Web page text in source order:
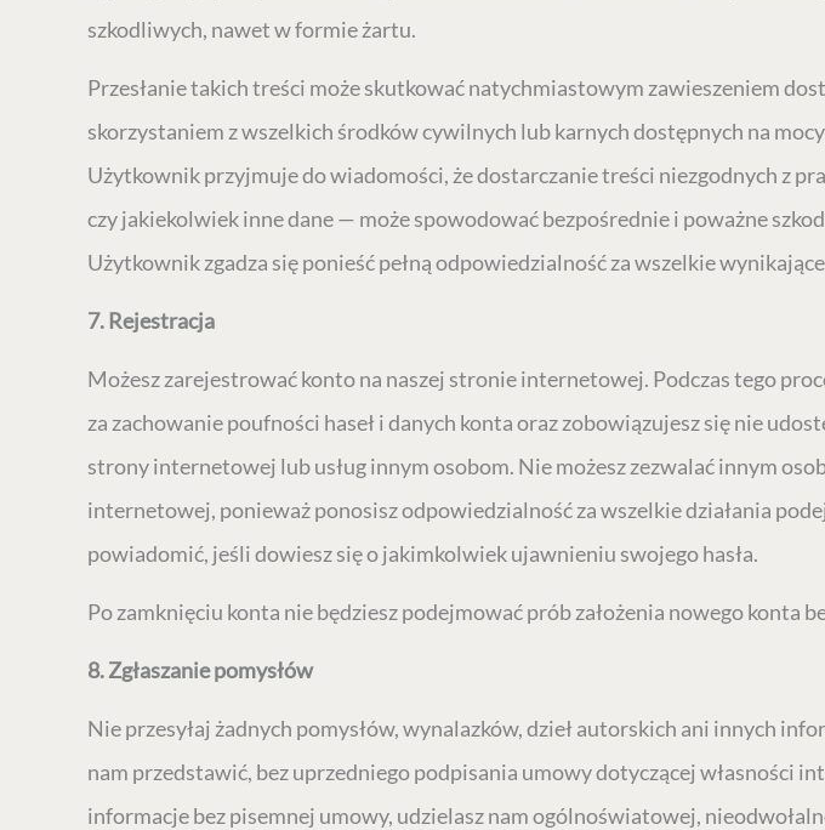
szkodliwych, nawet w formie żartu.
Przesłanie takich treści może skutkować natychmiastowym zawieszeniem
skorzystaniem z wszelkich środków cywilnych lub karnych dostępnych na
Użytkownik przyjmuje do wiadomości, że dostarczanie treści niezgodnych z
czy jakiekolwiek inne dane — może spowodować bezpośrednie i poważne
Użytkownik zgadza się ponieść pełną odpowiedzialność za wszelkie
7. Rejestracja
Możesz zarejestrować konto na naszej stronie internetowej. Podczas tego
za zachowanie poufności haseł i danych konta oraz zobowiązujesz się nie
strony internetowej lub usług innym osobom. Nie możesz zezwalać innym
internetowej, ponieważ ponosisz odpowiedzialność za wszelkie działania
powiadomić, jeśli dowiesz się o jakimkolwiek ujawnieniu swojego hasła.
Po zamknięciu konta nie będziesz podejmować prób założenia nowego konta
8. Zgłaszanie pomysłów
Nie przesyłaj żadnych pomysłów, wynalazków, dzieł autorskich ani innych
nam przedstawić, bez uprzedniego podpisania umowy dotyczącej własności
informacje bez pisemnej umowy, udzielasz nam ogólnoświatowej,